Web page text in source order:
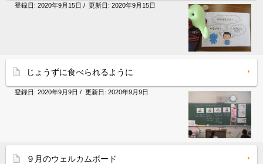
登録日: 2020年9月15日 / 更新日: 2020年9月15日
じょうずに食べられるように
登録日: 2020年9月9日 / 更新日: 2020年9月9日
９月のウェルカムボード